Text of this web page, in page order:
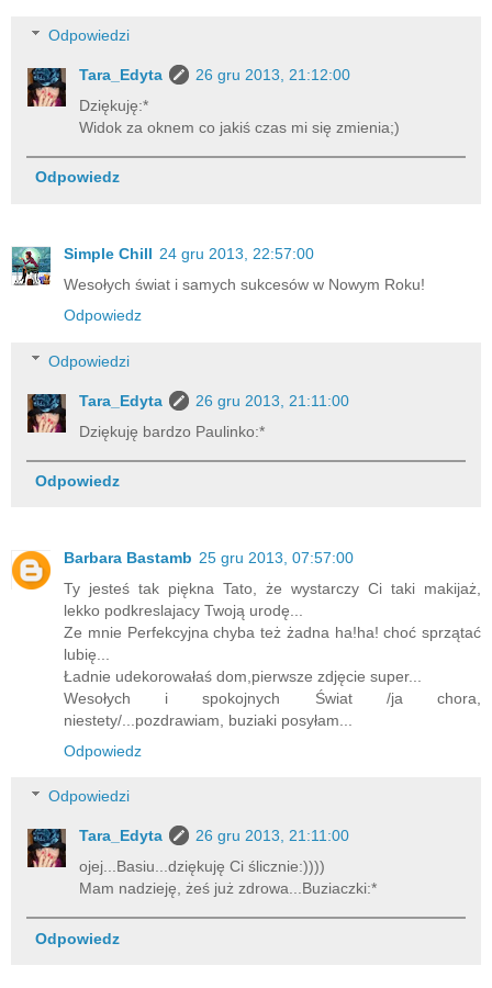
Odpowiedzi
Tara_Edyta
26 gru 2013, 21:12:00
Dziękuję:*
Widok za oknem co jakiś czas mi się zmienia;)
Odpowiedz
Simple Chill 24 gru 2013, 22:57:00
Wesołych świat i samych sukcesów w Nowym Roku!
Odpowiedz
Odpowiedzi
Tara_Edyta
26 gru 2013, 21:11:00
Dziękuję bardzo Paulinko:*
Odpowiedz
Barbara Bastamb 25 gru 2013, 07:57:00
Ty jesteś tak piękna Tato, że wystarczy Ci taki makijaż,
lekko podkreslajacy Twoją urodę...
Ze mnie Perfekcyjna chyba też żadna ha!ha! choć sprzątać
lubię...
Ładnie udekorowałaś dom,pierwsze zdjęcie super...
Wesołych i spokojnych Świat /ja chora,
niestety/...pozdrawiam, buziaki posyłam...
Odpowiedz
Odpowiedzi
Tara_Edyta
26 gru 2013, 21:11:00
ojej...Basiu...dziękuję Ci ślicznie:))))
Mam nadzieję, żeś już zdrowa...Buziaczki:*
Odpowiedz